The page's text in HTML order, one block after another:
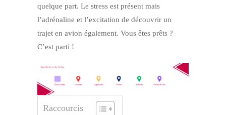
quelque part. Le stress est présent mais
l’adrénaline et l’excitation de découvrir un
trajet en avion également. Vous êtes prêts ?
C’est parti !
Raccourcis